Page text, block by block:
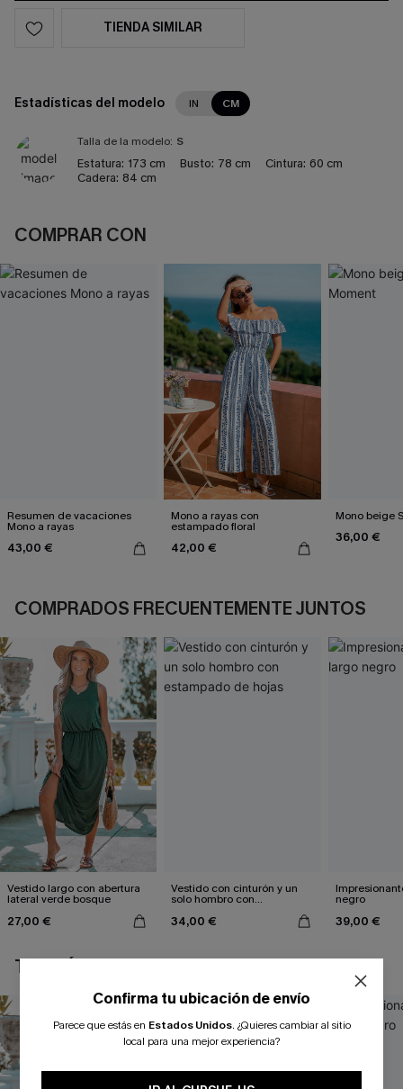
TIENDA SIMILAR
Estadísticas del modelo IN CM
Talla de la modelo: S
Estatura: 173 cm Busto: 78 cm Cintura: 60 cm
Cadera: 84 cm
COMPRAR CON
Resumen de vacaciones
Mono a rayas
43,00 €
Mono a rayas con
estampado floral
42,00 €
Mono beige
36,00 €
COMPRADOS FRECUENTEMENTE JUNTOS
Vestido largo con abertura
lateral verde bosque
27,00 €
Vestido con cinturón y un
solo hombro con
34,00 €
negro
39,00 €
TAMBIÉN TE PUEDE GUSTAR
Confirma tu ubicación de envío
Parece que estás en Estados Unidos. ¿Quieres cambiar al sitio
local para una mejor experiencia?